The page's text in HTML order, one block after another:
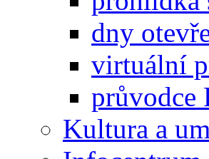
dny
virtuální
průvodce
Kultura a